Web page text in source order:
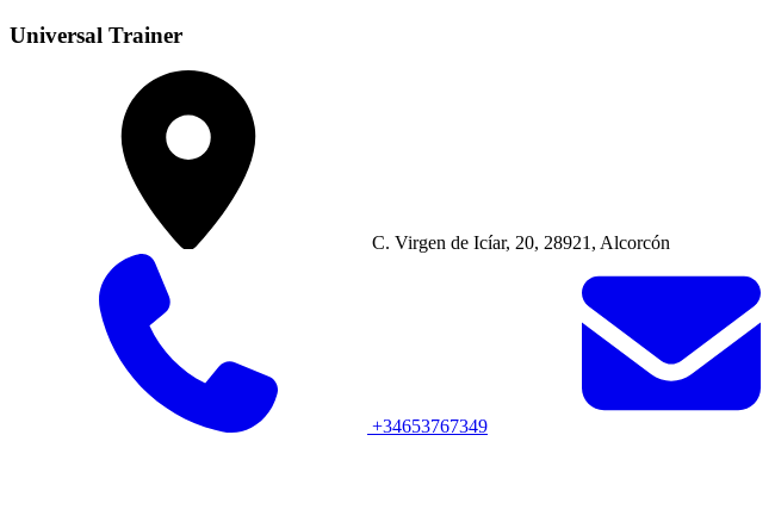
Universal Trainer
C. Virgen de Icíar, 20, 28921, Alcorcón
+34653767349